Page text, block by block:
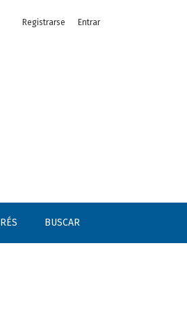
Registrarse Entrar
BUSCAR